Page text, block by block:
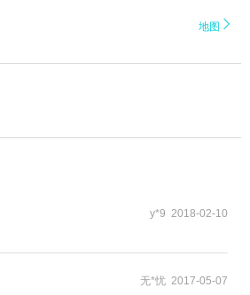
地图 
y*9 2018-02-10
无*忧 2017-05-07